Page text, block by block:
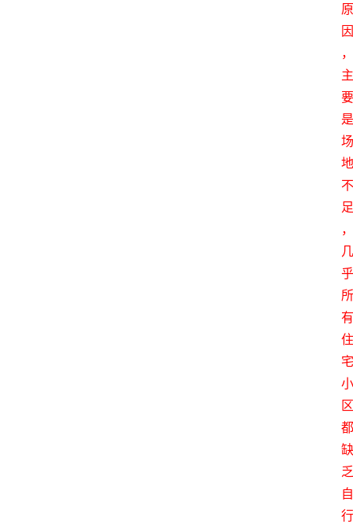
原
因
，
主
要
是
场
地
不
足
，
几
乎
所
有
住
宅
小
区
都
缺
乏
自
行